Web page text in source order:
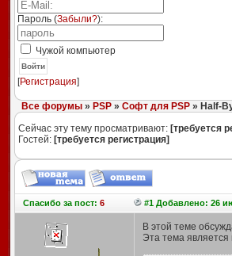
Пароль (Забыли?):
Чужой компьютер
Войти
[Регистрация]
Все форумы» PSP» Софт для PSP» Half-
Сейчас эту тему просматривают: [требуется
Гостей: [требуется регистрация]
Спасибоза пост: 6 #1 Добавлено: 26
В этой теме
Эта тема